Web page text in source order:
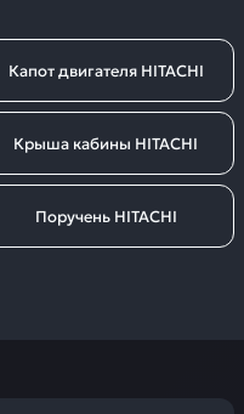
Капот двигателя HITACHI
Крыша кабины HITACHI
Поручень HITACHI